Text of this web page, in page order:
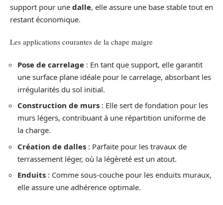
support pour une dalle, elle assure une base stable tout en
restant économique.
Les applications courantes de la chape maigre
Pose de carrelage : En tant que support, elle garantit
une surface plane idéale pour le carrelage, absorbant les
irrégularités du sol initial.
Construction de murs : Elle sert de fondation pour les
murs légers, contribuant à une répartition uniforme de
la charge.
Création de dalles : Parfaite pour les travaux de
terrassement léger, où la légèreté est un atout.
Enduits : Comme sous-couche pour les enduits muraux,
elle assure une adhérence optimale.